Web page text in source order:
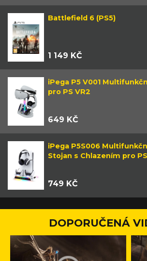
Battlefield 6 (PS5)
1 149 KČ
iPega P5 V001
pro PS VR2
649 KČ
iPega P5S006
Stojan s Chlazením pro
749 KČ
DOPORUČENÁ